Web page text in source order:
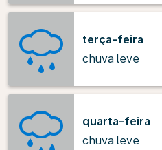
terça-feira
chuva leve
quarta-feira
chuva leve